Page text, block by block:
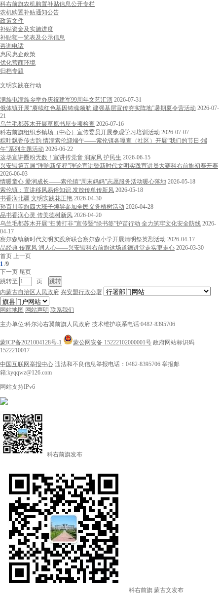
科右前旗农机购置补贴信息公开专栏
农机购置补贴通知公告
政策文件
补贴资金及实施进度
补贴额一览表及公示信息
咨询电话
惠民惠企政策
优化营商环境
归档专题
文明实践在行动
满族屯满族乡举办庆祝建军99周年文艺汇演 2026-07-31
俄体镇开展“赓续红色基因铸魂领航 建强基层宣传夯实阵地”暑期夏令营活动 2026-07-
21
乌兰毛都苏木开展草原书屋专项检查 2026-07-16
科右前旗组织乡镇场（中心）宣传委员开展参观学习培训活动 2026-07-07
粽叶飘香传古韵 情满索伦迎端午——索伦镇各嘎查（社区）开展“我们的节日·端
午”系列主题活动 2026-06-22
这场宣讲圈粉无数！宣讲传党音 润家风 护民生 2026-06-15
兴安盟第五届“理响新征程”理论宣讲暨新时代文明实践宣讲员大赛科右前旗初赛开赛
2026-06-03
情暖童心 爱润成长——索伦镇“周末妈妈”志愿服务活动暖心落地 2026-05-18
索伦镇：宣讲移风易俗知识 发放传单传新风 2026-05-18
书香润北疆 文明实践花正艳 2026-04-30
孙百川等旗四大班子领导参加全民义务植树活动 2026-04-28
品书香润心灵 传美德树新风 2026-04-20
乌兰毛都苏木开展“扫黄打非”宣传暨“绿书签”护苗行动 全力筑牢文化安全防线 2026-
04-17
察尔森镇新时代文明实践所联合察尔森小学开展清明祭英烈活动 2026-04-17
品经典 传家风 润人心——兴安盟科右前旗这场道德讲堂走实更走心 2026-03-30
首页 上一页
1 /9
下一页 尾页
跳转至
页
内蒙古自治区人民政府 兴安盟行政公署
网站地图 网站声明 联系我们
主办单位:科尔沁右翼前旗人民政府 技术维护联系电话:0482-8395706
蒙ICP备2021004128号-1 蒙公网安备 15222102000001号 政府网站标识码
1522210017
中国互联网举报中心 违法和不良信息举报电话：0482-8395706 举报邮
箱:kyqqwz@126.com
网站支持IPv6
科右前旗发布
科右前旗 蒙古文发布